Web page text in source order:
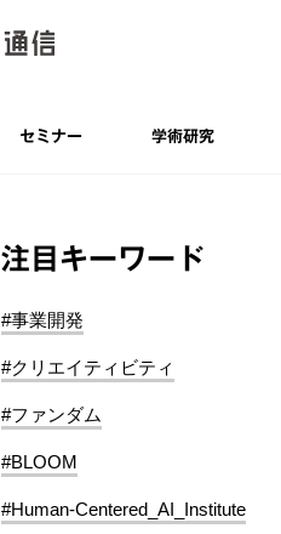
セミナー 学術研究
注目キーワード
#事業開発
#クリエイティビティ
#ファンダム
#BLOOM
#Human-Centered_AI_Institute